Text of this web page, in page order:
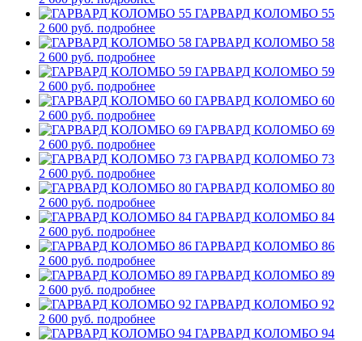
ГАРВАРД КОЛОМБО 55
2 600 руб. подробнее
ГАРВАРД КОЛОМБО 58
2 600 руб. подробнее
ГАРВАРД КОЛОМБО 59
2 600 руб. подробнее
ГАРВАРД КОЛОМБО 60
2 600 руб. подробнее
ГАРВАРД КОЛОМБО 69
2 600 руб. подробнее
ГАРВАРД КОЛОМБО 73
2 600 руб. подробнее
ГАРВАРД КОЛОМБО 80
2 600 руб. подробнее
ГАРВАРД КОЛОМБО 84
2 600 руб. подробнее
ГАРВАРД КОЛОМБО 86
2 600 руб. подробнее
ГАРВАРД КОЛОМБО 89
2 600 руб. подробнее
ГАРВАРД КОЛОМБО 92
2 600 руб. подробнее
ГАРВАРД КОЛОМБО 94